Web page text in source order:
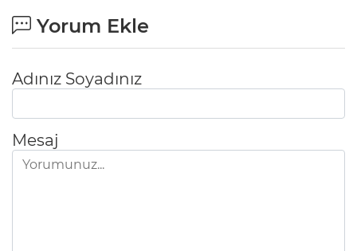
Yorum Ekle
Adınız Soyadınız
Mesaj